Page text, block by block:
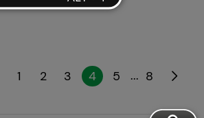
1
2 3 4 5 ... 8